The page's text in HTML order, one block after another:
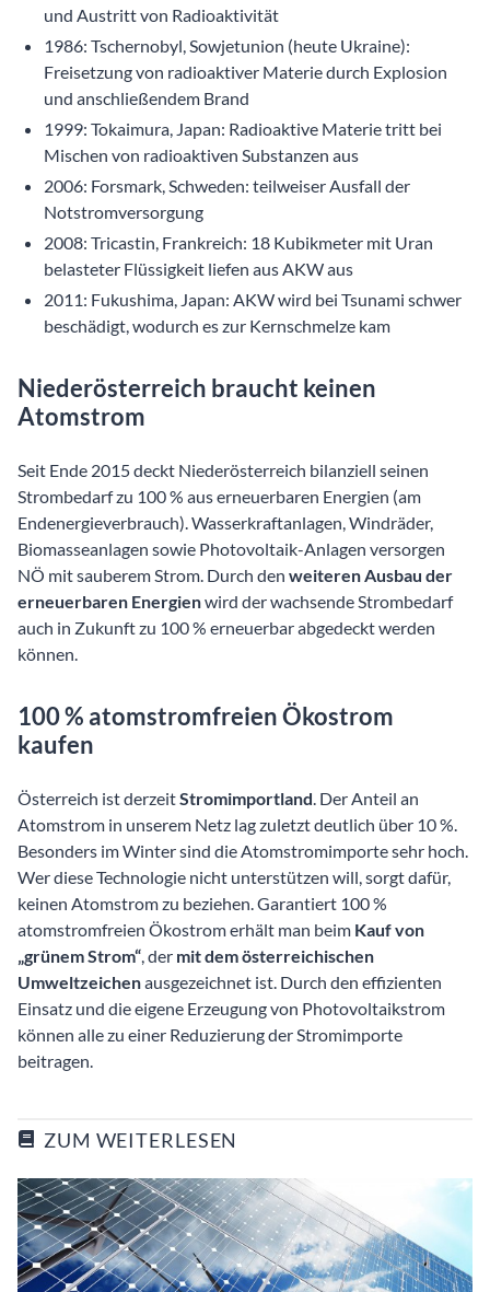
und Austritt von Radioaktivität
1986: Tschernobyl, Sowjetunion (heute Ukraine):
Freisetzung von radioaktiver Materie durch Explosion
und anschließendem Brand
1999: Tokaimura, Japan: Radioaktive Materie tritt bei
Mischen von radioaktiven Substanzen aus
2006: Forsmark, Schweden: teilweiser Ausfall der
Notstromversorgung
2008: Tricastin, Frankreich: 18 Kubikmeter mit Uran
belasteter Flüssigkeit liefen aus AKW aus
2011: Fukushima, Japan: AKW wird bei Tsunami schwer
beschädigt, wodurch es zur Kernschmelze kam
Niederösterreich braucht keinen
Atomstrom
Seit Ende 2015 deckt Niederösterreich bilanziell seinen
Strombedarf zu 100 % aus erneuerbaren Energien (am
Endenergieverbrauch). Wasserkraftanlagen, Windräder,
Biomasseanlagen sowie Photovoltaik-Anlagen versorgen
NÖ mit sauberem Strom. Durch den weiteren Ausbau der
erneuerbaren Energienwird der wachsende Strombedarf
auch in Zukunft zu 100 % erneuerbar abgedeckt werden
können.
100 % atomstromfreien Ökostrom
kaufen
Österreich ist derzeitStromimportland. Der Anteil an
Atomstrom in unserem Netz lag zuletzt deutlich über 10 %.
Besonders im Winter sind die Atomstromimporte sehr hoch.
Wer diese Technologie nicht unterstützen will, sorgt dafür,
keinen Atomstrom zu beziehen. Garantiert 100 %
atomstromfreien Ökostrom erhält man beim Kauf von
„grünem Strom“, der mit dem österreichischen
Umweltzeichenausgezeichnet ist. Durch den effizienten
Einsatz und die eigene Erzeugung von Photovoltaikstrom
können alle zu einer Reduzierung der Stromimporte
beitragen.
ZUM WEITERLESEN